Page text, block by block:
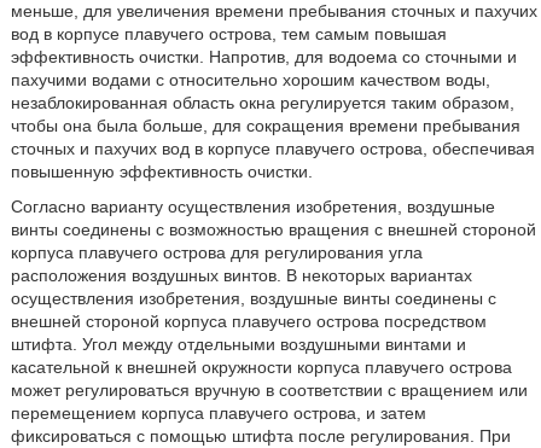
меньше, для увеличения времени пребывания сточных и пахучих
вод в корпусе плавучего острова, тем самым повышая
эффективность очистки. Напротив, для водоема со сточными и
пахучими водами с относительно хорошим качеством воды,
незаблокированная область окна регулируется таким образом,
чтобы она была больше, для сокращения времени пребывания
сточных и пахучих вод в корпусе плавучего острова, обеспечивая
повышенную эффективность очистки.
Согласно варианту осуществления изобретения, воздушные
винты соединены с возможностью вращения с внешней стороной
корпуса плавучего острова для регулирования угла
расположения воздушных винтов. В некоторых вариантах
осуществления изобретения, воздушные винты соединены с
внешней стороной корпуса плавучего острова посредством
штифта. Угол между отдельными воздушными винтами и
касательной к внешней окружности корпуса плавучего острова
может регулироваться вручную в соответствии с вращением или
перемещением корпуса плавучего острова, и затем
фиксироваться с помощью штифта после регулирования. При